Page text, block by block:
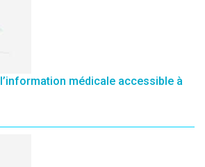
l’information médicale accessible à